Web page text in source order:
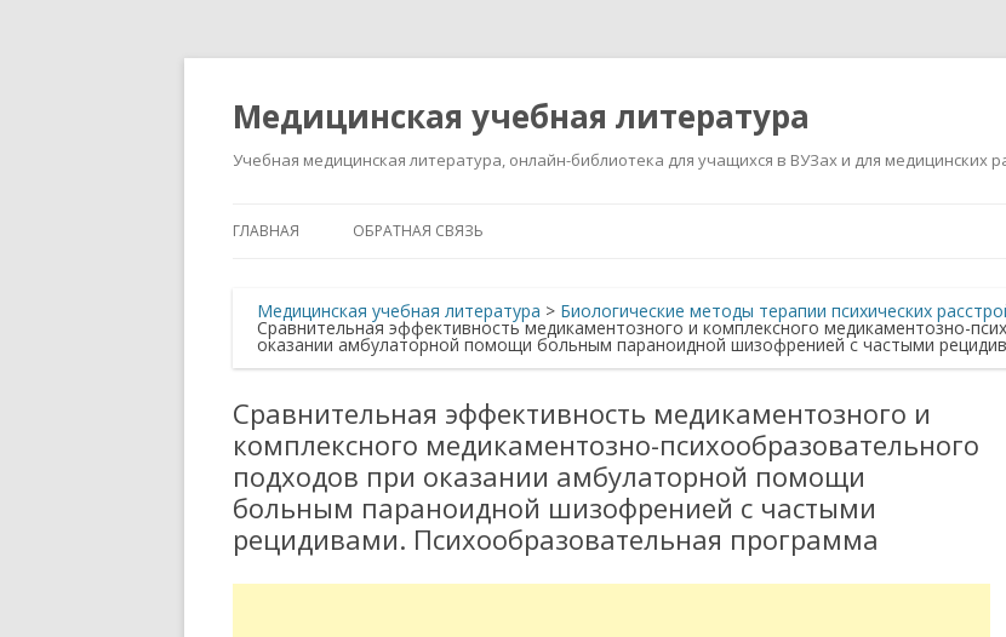
Медицинская учебная литература
Учебная медицинская литература, онлайн-библиотека для учащихся в ВУЗах и для медицинских
ГЛАВНАЯ ОБРАТНАЯ СВЯЗЬ
Медицинская учебная литература > Биологические методы терапии психических
Сравнительная эффективность медикаментозного и комплексного медикаментозно-
оказании амбулаторной помощи больным параноидной шизофренией с частыми
Сравнительная эффективность медикаментозного и
комплексного медикаментозно-психообразовательного
подходов при оказании амбулаторной помощи
больным параноидной шизофренией с частыми
рецидивами. Психообразовательная программа